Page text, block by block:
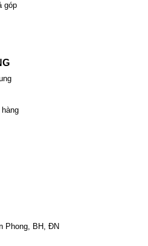
góp
Phong, BH, ĐN